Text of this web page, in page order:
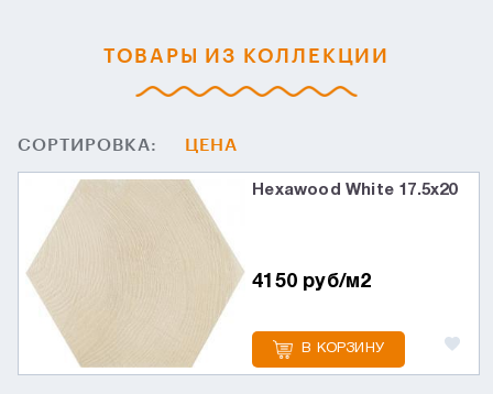
ТОВАРЫ ИЗ КОЛЛЕКЦИИ
СОРТИРОВКА: ЦЕНА
Hexawood White 17.5x20
4150 руб/м2
В КОРЗИНУ